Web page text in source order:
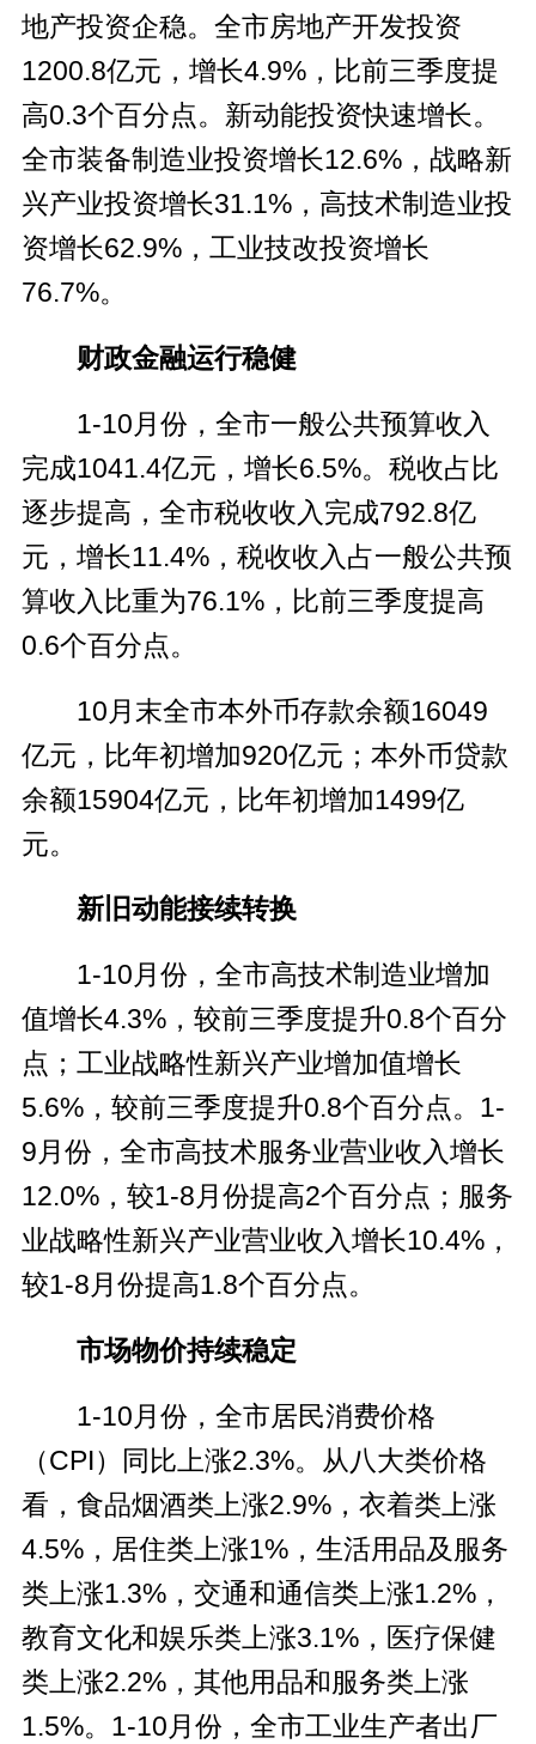
地产投资企稳。全市房地产开发投资
1200.8亿元，增长4.9%，比前三季度提
高0.3个百分点。新动能投资快速增长。
全市装备制造业投资增长12.6%，战略新
兴产业投资增长31.1%，高技术制造业投
资增长62.9%，工业技改投资增长
76.7%。
财政金融运行稳健
1-10月份，全市一般公共预算收入
完成1041.4亿元，增长6.5%。税收占比
逐步提高，全市税收收入完成792.8亿
元，增长11.4%，税收收入占一般公共预
算收入比重为76.1%，比前三季度提高
0.6个百分点。
10月末全市本外币存款余额16049
亿元，比年初增加920亿元；本外币贷款
余额15904亿元，比年初增加1499亿
元。
新旧动能接续转换
1-10月份，全市高技术制造业增加
值增长4.3%，较前三季度提升0.8个百分
点；工业战略性新兴产业增加值增长
5.6%，较前三季度提升0.8个百分点。1-
9月份，全市高技术服务业营业收入增长
12.0%，较1-8月份提高2个百分点；服务
业战略性新兴产业营业收入增长10.4%，
较1-8月份提高1.8个百分点。
市场物价持续稳定
1-10月份，全市居民消费价格
（CPI）同比上涨2.3%。从八大类价格
看，食品烟酒类上涨2.9%，衣着类上涨
4.5%，居住类上涨1%，生活用品及服务
类上涨1.3%，交通和通信类上涨1.2%，
教育文化和娱乐类上涨3.1%，医疗保健
类上涨2.2%，其他用品和服务类上涨
1.5%。1-10月份，全市工业生产者出厂